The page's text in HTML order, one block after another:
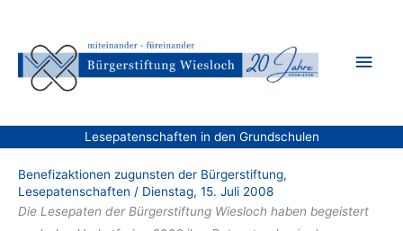
springen
Lesepatenschaften in den Grundschulen
Benefizaktionen zugunsten der Bürgerstiftung,
Lesepatenschaften / Dienstag, 15. Juli 2008
Die Lesepaten der Bürgerstiftung Wiesloch haben begeistert